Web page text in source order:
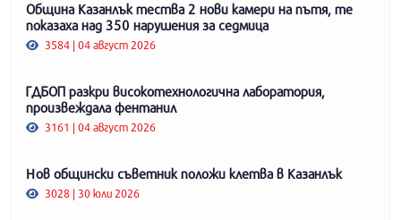
Община Казанлък тества 2 нови камери на пътя, те
показаха над 350 нарушения за седмица
3584 | 04 август 2026
ГДБОП разкри високотехнологична лаборатория,
произвеждала фентанил
3161 | 04 август 2026
Нов общински съветник положи клетва в Казанлък
3028 | 30 юли 2026